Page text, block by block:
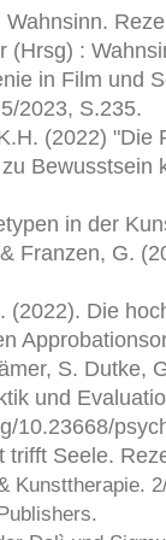
(Hrsg) :
in Film und
2023, S.235.
(2022) "Die
Bewusstsein
in der
Franzen, G.
(2022). Die
S. Dutke,
und
10.23668/
trifft Seele.
Kunsttherapie.